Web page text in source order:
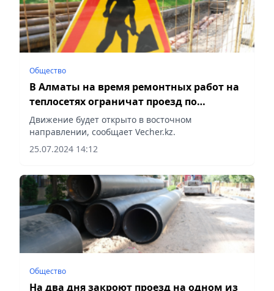
Общество
В Алматы на время ремонтных работ на
теплосетях ограничат проезд по
проспекту Абая
Движение будет открыто в восточном
направлении, сообщает Vecher.kz.
25.07.2024 14:12
Общество
На два дня закроют проезд на одном из